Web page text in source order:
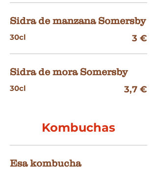
Sidra de manzana Somersby
30cl 3 €
Sidra de mora Somersby
30cl 3,7 €
Kombuchas
Esa kombucha